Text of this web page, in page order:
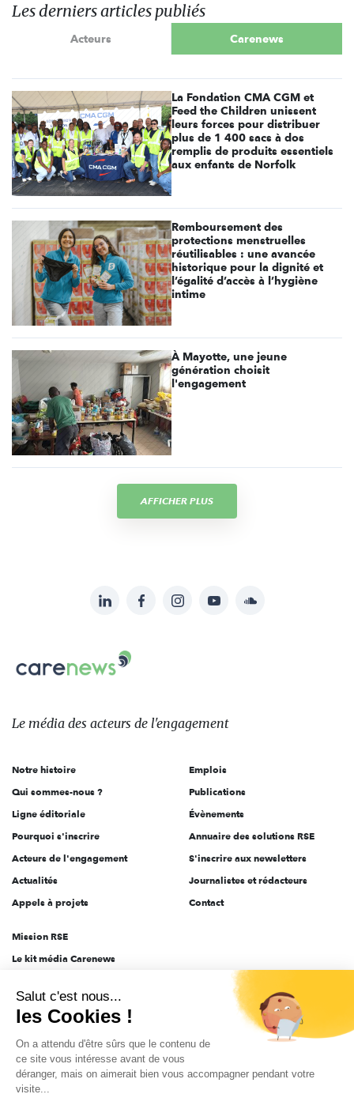
Les derniers articles publiés
Acteurs Carenews
La Fondation CMA CGM et
Feed the Children unissent
leurs forces pour distribuer
plus de 1 400 sacs à dos
remplis de produits essentiels
aux enfants de Norfolk
Remboursement des
protections menstruelles
réutilisables : une avancée
historique pour la dignité et
l’égalité d’accès à l’hygiène
intime
À Mayotte, une jeune
génération choisit
l'engagement
AFFICHER PLUS
sur:
LinkedInFacebookInstagramYouTubeSoundcloud
Le
des
l'engagement
Le média des acteurs de l'engagement
Notre histoire
Qui sommes-nous ?
Ligne éditoriale
Pourquoi s'inscrire
Acteurs de l'engagement
Actualités
Appels à projets
Emplois
Publications
Évènements
Annuaire des solutions RSE
S'inscrire aux newsletters
Journalistes et rédacteurs
Contact
Mission RSE
Le kit média Carenews
AEF info
Novethic
PRODURABLE
Inclusiv Day
Salut c'est nous...
les Cookies !
On a attendu d'être sûrs que le contenu de
ce site vous intéresse avant de vous
déranger, mais on aimerait bien vous accompagner pendant votre
visite...